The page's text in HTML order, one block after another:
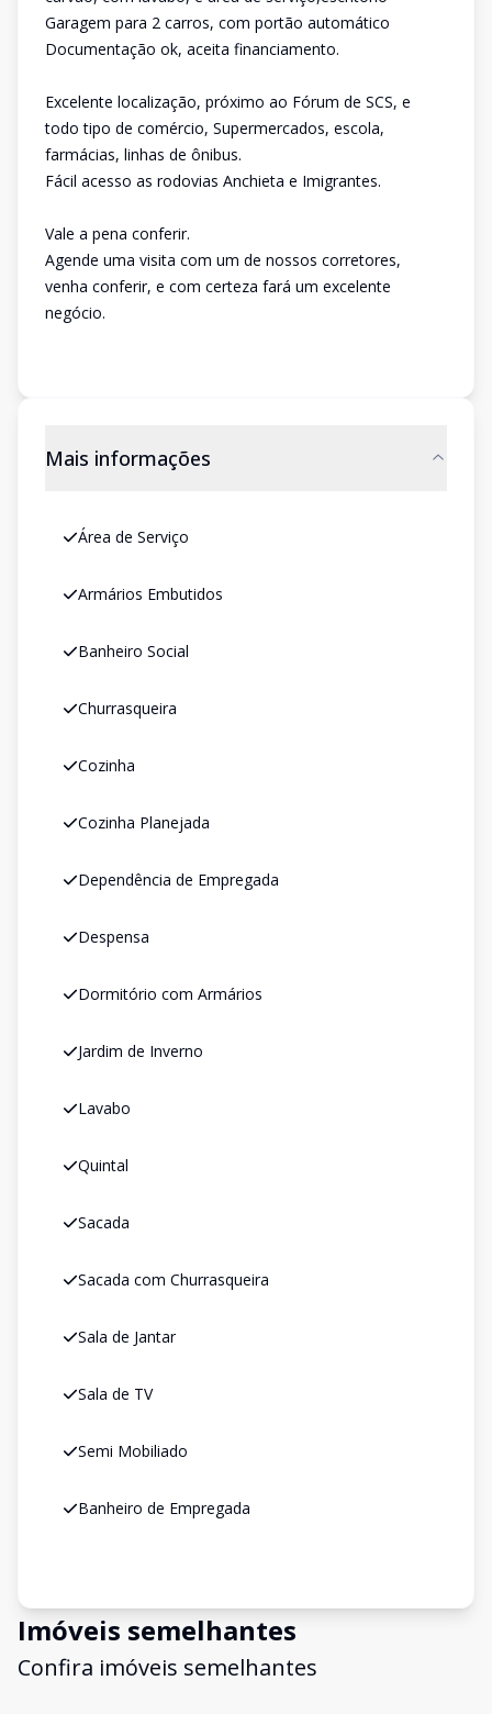
Garagem para 2 carros, com portão automático
Documentação ok, aceita financiamento.
Excelente localização, próximo ao Fórum de SCS, e
todo tipo de comércio, Supermercados, escola,
farmácias, linhas de ônibus.
Fácil acesso as rodovias Anchieta e Imigrantes.
Vale a pena conferir.
Agende uma visita com um de nossos corretores,
venha conferir, e com certeza fará um excelente
negócio.
Mais informações
Área de Serviço
Armários Embutidos
Banheiro Social
Churrasqueira
Cozinha
Cozinha Planejada
Dependência de Empregada
Despensa
Dormitório com Armários
Jardim de Inverno
Lavabo
Quintal
Sacada
Sacada com Churrasqueira
Sala de Jantar
Sala de TV
Semi Mobiliado
Banheiro de Empregada
Imóveis semelhantes
Confira imóveis semelhantes